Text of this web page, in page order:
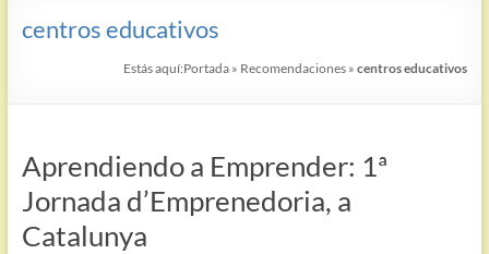
centros educativos
Estás aquí:Portada » Recomendaciones »centros educativos
Aprendiendo a Emprender: 1ª
Jornada d’Emprenedoria, a
Catalunya